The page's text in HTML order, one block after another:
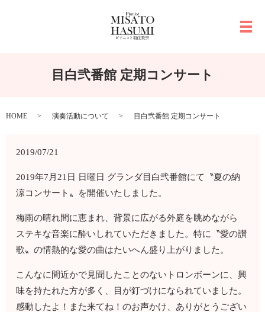
メ
目白弐番館 定期コンサート
HOME 演奏活動について 目白弐番館 定期コンサート
2019/07/21
2019年7月21日 日曜日 グランダ目白弐番館にて〝夏の納
涼コンサート〟を開催いたしました。
梅雨の晴れ間に恵まれ、背景に広がる外庭を眺めながら
ステキな音楽に酔いしれていただきました。特に〝愛の讃
歌〟の情熱的な愛の曲はたいへん盛り上がりました。
こんなに間近かで見聞したことのないトロンボーンに、興
味を持たれた方が多く、目が釘づけになられていました。
感動したよ！また来てね！のお声かけ、ありがとうござい